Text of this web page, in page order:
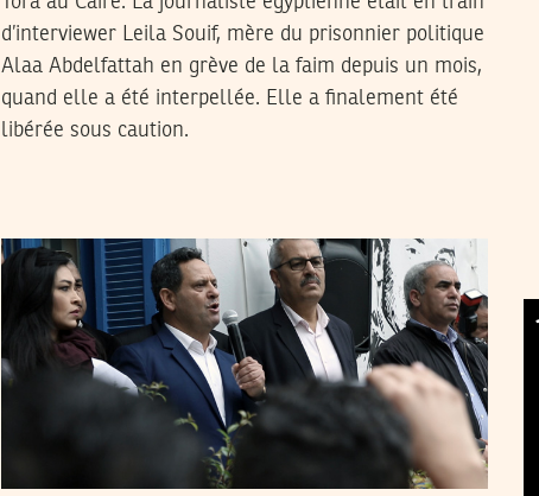
d’interviewer Leila Souif, mère du prisonnier politique
Alaa Abdelfattah en grève de la faim depuis un mois,
quand elle a été interpellée. Elle a finalement été
libérée sous caution.